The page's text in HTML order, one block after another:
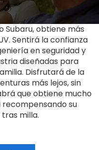
Subaru, obtiene más
Sentirá la confianza
en seguridad y
diseñadas para
Disfrutará de la
más lejos, sin
que obtiene mucho
su
milla.